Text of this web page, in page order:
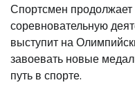
Спортсмен
соревновательную
выступит на
завоевать новые
путь в спорте.